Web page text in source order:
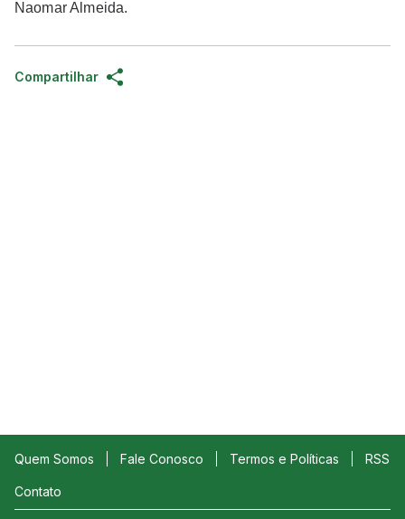
Naomar Almeida.
Compartilhar
Quem Somos Fale Conosco Termos e Políticas RSS
Contato